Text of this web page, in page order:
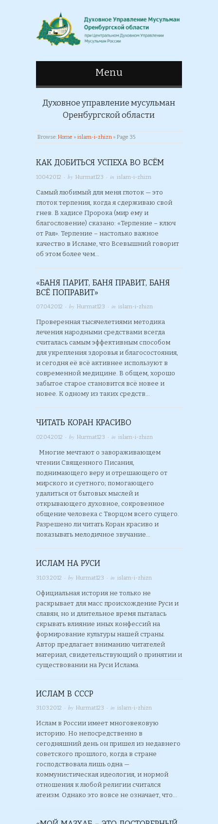
Menu
Духовное управление мусульман
Оренбургской области
Browse:Home » islam-i-zhizn » Page 35
КАК ДОБИТЬСЯ УСПЕХА ВО ВСЁМ
10.04.2012 · by Hurmat123 · in islam-i-zhizn
Самый любимый для меня глоток — это
глоток терпения, когда я сдерживаю свой
гнев. В хадисе Пророка (мир ему и
благословение) сказано: «Терпение – ключ
от Рая». Терпение – настолько важное
качество в Исламе, что Всевышний говорит
об этом более чем…
«БАНЯ ПАРИТ, БАНЯ ПРАВИТ, БАНЯ
ВСЁ ПОПРАВИТ»
07.04.2012 · by Hurmat123 · in islam-i-zhizn
Проверенная тысячелетиями методика
лечения народными средствами всегда
считалась самым эффективным способом
для укрепления здоровья и благосостояния,
и сегодня её всё активнее используют в
современной медицине. В общем, хорошо
забытое старое становится всё новее и
новее. К одному из таких средств…
ЧИТАТЬ КОРАН КРАСИВО
02.04.2012 · by Hurmat123 · in islam-i-zhizn
Многие мечтают о завораживающем
чтении Священного Писания,
поднимающего веру и отрешающего от
мирского и суетного; помогающего
удалиться от бытовых мыслей и
открывающего духовное, сокровенное
общение человека с Творцом всего сущего.
Разрешено ли читать Коран красиво и
показывать мелодичное звучание…
ИСЛАМ НА РУСИ
31.03.2012 · by Hurmat123 · in islam-i-zhizn
Официальная история не только не
раскрывает для масс происхождение Руси и
славян, но и длительное время пыталась
скрывать влияние иных конфессий на
формирование культуры нашей страны.
Автор предлагает вниманию читателей
материал, свидетельствующий о принятии и
существовании на Руси Ислама.
ИСЛАМ В СССР
31.03.2012 · by Hurmat123 · in islam-i-zhizn
Ислам в России имеет многовековую
историю. Но непосредственно в
сегодняшний день он пришел из недавнего
советского прошлого, когда в стране
господствовала лишь одна —
коммунистическая идеология, и нормой
отношения к любой религии считался
атеизм. Однако это вовсе не означает, что…